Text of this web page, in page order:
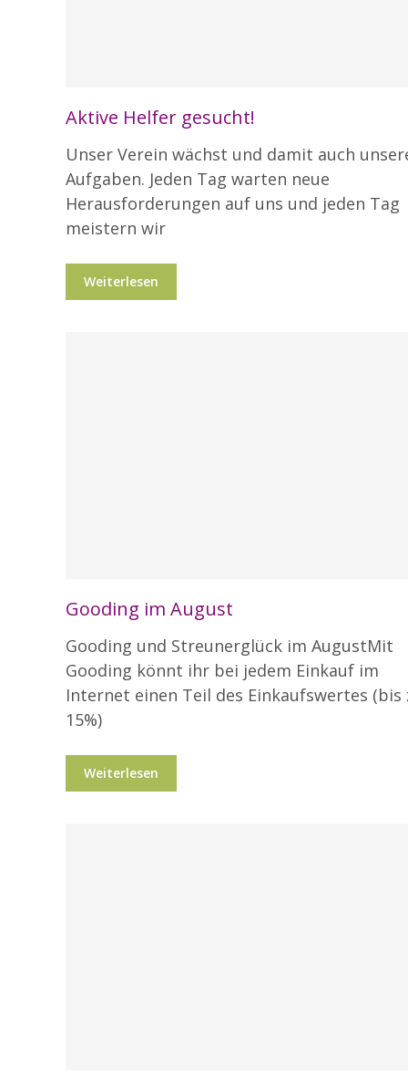
Aktive Helfer gesucht!
Unser Verein wächst und damit auch
Aufgaben. Jeden Tag warten neue
Herausforderungen auf uns und jeden Tag
meistern wir
Weiterlesen
Gooding im August
Gooding und Streunerglück im AugustMit
Gooding könnt ihr bei jedem Einkauf im
Internet einen Teil des Einkaufswertes (bis
15%)
Weiterlesen